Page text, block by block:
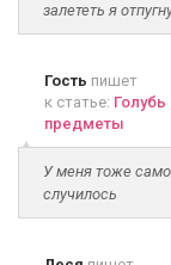
залететь я
Гость пишет
к статье:
предметы
У меня тоже
случилось